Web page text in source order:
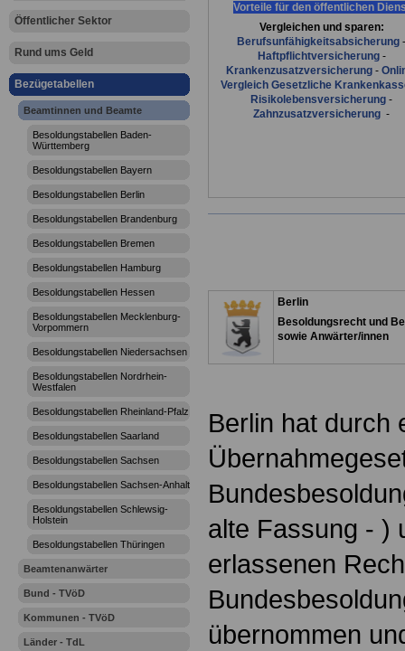
Öffentlicher Sektor
Rund ums Geld
Bezügetabellen
Beamtinnen und Beamte
Besoldungstabellen Baden-
Württemberg
Besoldungstabellen Bayern
Besoldungstabellen Berlin
Besoldungstabellen Brandenburg
Besoldungstabellen Bremen
Besoldungstabellen Hamburg
Besoldungstabellen Hessen
Besoldungstabellen Mecklenburg-
Vorpommern
Besoldungstabellen Niedersachsen
Besoldungstabellen Nordrhein-
Westfalen
Besoldungstabellen Rheinland-Pfalz
Besoldungstabellen Saarland
Besoldungstabellen Sachsen
Besoldungstabellen Sachsen-Anhalt
Besoldungstabellen Schlewsig-
Holstein
Besoldungstabellen Thüringen
Beamtenanwärter
Bund - TVöD
Kommunen - TVöD
Länder - TdL
Vorteile für den öffentlichen
Vergleichen und sparen:
Berufsunfähigkeitsabsicherung -
Haftpflichtversicherung-
Krankenzusatzversicherung-
Vergleich Gesetzliche
Risikolebensversicherung -
Zahnzusatzversicherung -
Berlin
Besoldungsrecht und
sowie Anwärter/innen
Berlin hat durch
alte Fassung - )
erlassenen
übernommen